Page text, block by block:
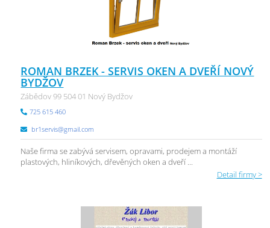
ROMAN BRZEK - SERVIS OKEN A DVEŘÍ NOVÝ
BYDŽOV
Zábědov 99 504 01 Nový Bydžov
725 615 460
br1servis@gmail.com
Naše firma se zabývá servisem, opravami, prodejem a montáží
plastových, hliníkových, dřevěných oken a dveří ...
Detail firmy >